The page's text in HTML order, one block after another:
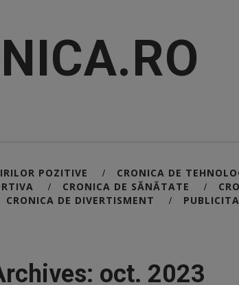
POZITIVE / CRONICA DE
/ CRONICA DE SĂNĂTATE /
CRONICA DE DIVERTISMENT /
oct. 2023